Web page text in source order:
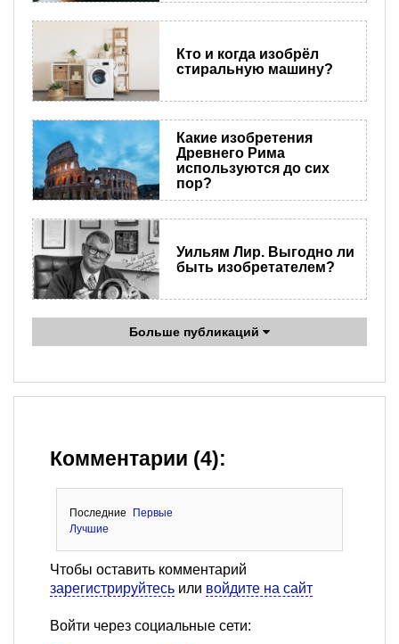
Кто и когда изобрёл
стиральную машину?
Какие изобретения
Древнего Рима
используются до сих
пор?
Уильям Лир. Выгодно ли
быть изобретателем?
Больше публикаций
Комментарии (4):
Последние
Первые
Лучшие
Чтобы оставить комментарий
зарегистрируйтесь или войдите на сайт
Войти через социальные сети: